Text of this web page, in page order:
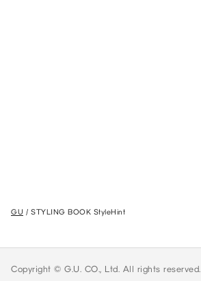
GU STYLING BOOK StyleHint
Copyright © G.U. CO., Ltd. All rights reserved.